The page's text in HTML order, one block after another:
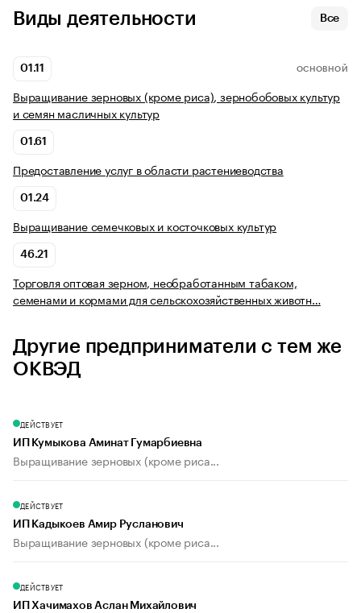
Виды деятельности Все
01.11 ОСНОВНОЙ
Выращивание зерновых (кроме риса), зернобобовых культур
и семян масличных культур
01.61
Предоставление услуг в области растениеводства
01.24
Выращивание семечковых и косточковых культур
46.21
Торговля оптовая зерном, необработанным табаком,
семенами и кормами для сельскохозяйственных животн…
Другие предприниматели с тем же
ОКВЭД
ДЕЙСТВУЕТ
ИП Кумыкова Аминат Гумарбиевна
Выращивание зерновых (кроме риса...
ДЕЙСТВУЕТ
ИП Кадыкоев Амир Русланович
Выращивание зерновых (кроме риса...
ДЕЙСТВУЕТ
ИП Хачимахов Аслан Михайлович